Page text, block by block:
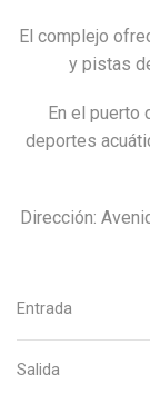
El complejo
y pistas
En el puerto
deportes
Dirección:
Entrada
Salida